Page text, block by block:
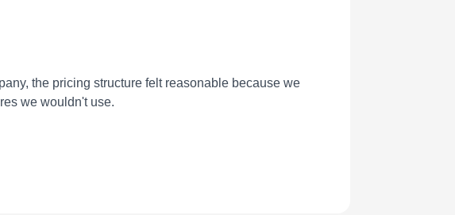
the pricing structure felt reasonable because we
we wouldn't use.